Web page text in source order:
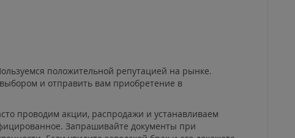
положительной репутацией на рынке.
и отправить вам приобретение в
проводим акции, распродажи и устанавливаем
Запрашивайте документы при